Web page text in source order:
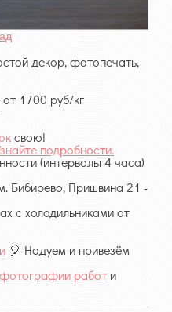
декор, фотопечать,
1700 руб/кг
свою!
подробности.
(интервалы 4 часа)
Бибирево, Пришвина 21 -
с холодильниками от
🎈 Надуем и привезём
фотографии работ и